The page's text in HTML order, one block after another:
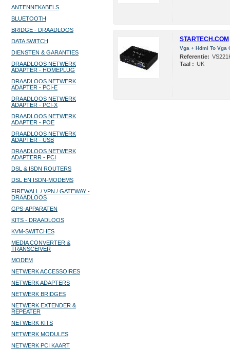
ANTENNEKABELS
BLUETOOTH
BRIDGE - DRAADLOOS
DATA SWITCH
DIENSTEN & GARANTIES
DRAADLOOS NETWERK
ADAPTER - HOMEPLUG
DRAADLOOS NETWERK
ADAPTER - PCI-E
DRAADLOOS NETWERK
ADAPTER - PCI-X
DRAADLOOS NETWERK
ADAPTER - POE
DRAADLOOS NETWERK
ADAPTER - USB
DRAADLOOS NETWERK
ADAPTERR - PCI
DSL & ISDN ROUTERS
DSL EN ISDN-MODEMS
FIREWALL / VPN / GATEWAY -
DRAADLOOS
GPS-APPARATEN
KITS - DRAADLOOS
KVM-SWITCHES
MEDIA CONVERTER &
TRANSCEIVER
MODEM
NETWERK ACCESSOIRES
NETWERK ADAPTERS
NETWERK BRIDGES
NETWERK EXTENDER &
REPEATER
NETWERK KITS
NETWERK MODULES
NETWERK PCI KAART
STARTECH.COM
Vga + Hdmi To
Referentie:
Taal : UK